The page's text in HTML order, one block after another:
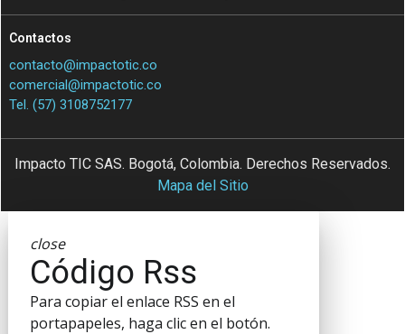
Contactos
contacto@impactotic.co
comercial@impactotic.co
Tel. (57) 3108752177
Impacto TIC SAS. Bogotá, Colombia. Derechos Reservados.
Mapa del Sitio
close
Código Rss
Para copiar el enlace RSS en el
portapapeles, haga clic en el botón.